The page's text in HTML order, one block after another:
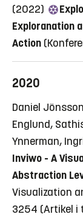
(2022)
Exploranation
Action
2020
Daniel
Englund,
Ynnerman,
Inviwo - A
Abstraction
Visualization
3254 (Artikel